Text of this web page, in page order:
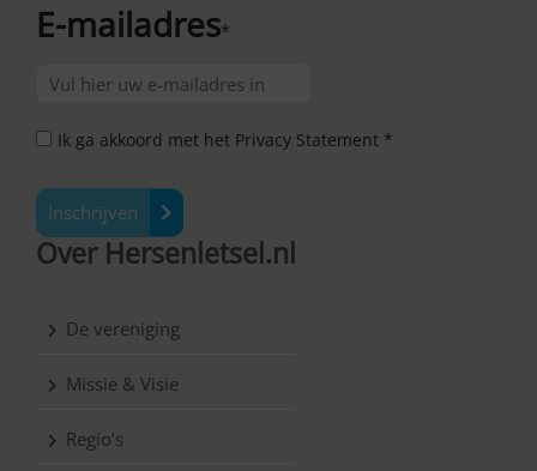
E-mailadres*
Ik ga akkoord met het Privacy Statement *
Inschrijven
Over Hersenletsel.nl
De vereniging
Missie & Visie
Regio’s